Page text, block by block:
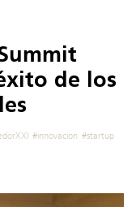
de los
#innovacion #startup